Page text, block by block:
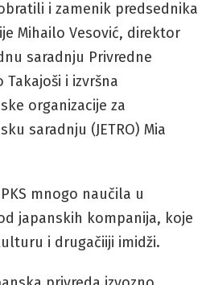
i zamenik predsednika
Mihailo Vesović, direktor
saradnju Privredne
Takajoši i izvršna
organizacije za
saradnju (JETRO) Mia
mnogo naučila u
japanskih kompanija, koje
i drugačiiji imidži.